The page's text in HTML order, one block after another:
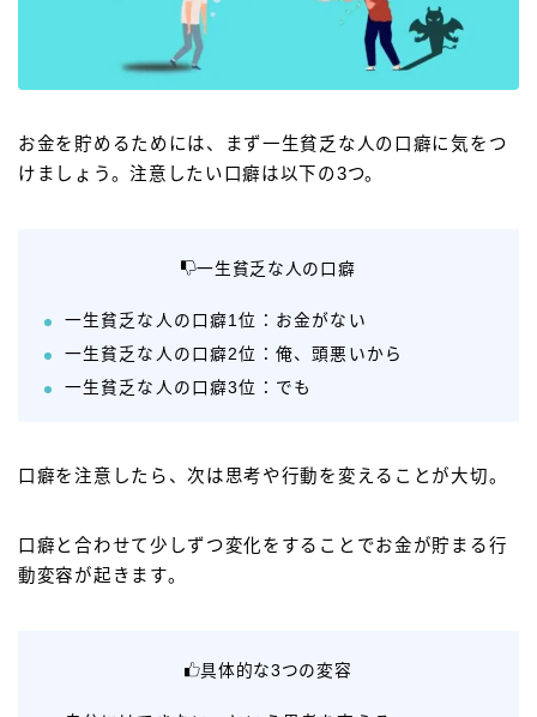
お金を貯めるためには、まず一生貧乏な人の口癖に気をつ
けましょう。注意したい口癖は以下の3つ。
一生貧乏な人の口癖
一生貧乏な人の口癖1位：お金がない
一生貧乏な人の口癖2位：俺、頭悪いから
一生貧乏な人の口癖3位：でも
口癖を注意したら、次は思考や行動を変えることが大切。
口癖と合わせて少しずつ変化をすることでお金が貯まる行
動変容が起きます。
具体的な3つの変容